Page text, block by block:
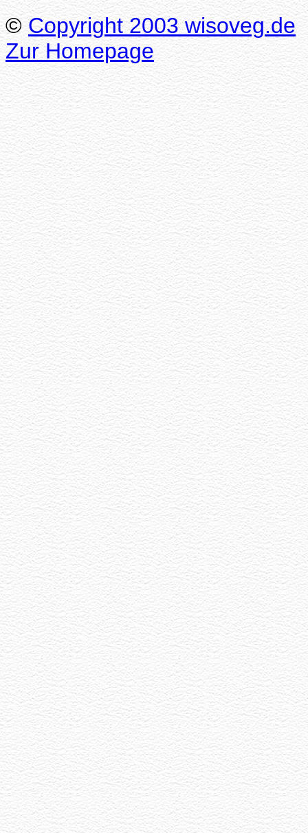
© Copyright 2003 wisoveg.de
Zur Homepage